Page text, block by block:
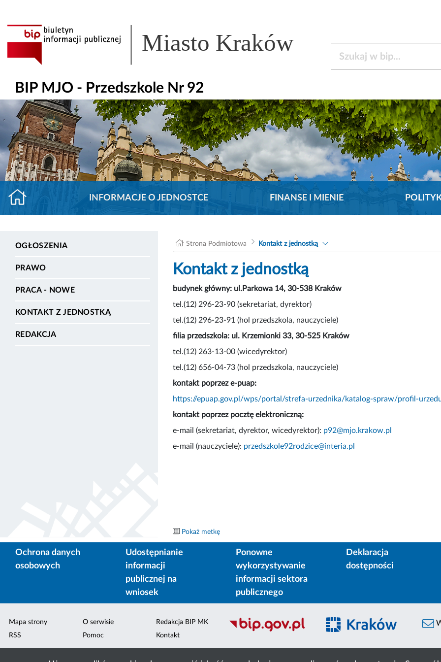
Miasto Kraków
BIP MJO - Przedszkole Nr 92
INFORMACJE O JEDNOSTCE FINANSE I MIENIE
OGŁOSZENIA
PRAWO
PRACA - NOWE
KONTAKT Z JEDNOSTKĄ
REDAKCJA
Strona Podmiotowa Kontakt z jednostką
Kontakt z jednostką
budynek główny: ul.Parkowa 14, 30-538 Kraków
tel.(12) 296-23-90 (sekretariat, dyrektor)
tel.(12) 296-23-91 (hol przedszkola, nauczyciele)
filia przedszkola: ul. Krzemionki 33, 30-525 Kraków
tel.(12) 263-13-00 (wicedyrektor)
tel.(12) 656-04-73 (hol przedszkola, nauczyciele)
kontakt poprzez e-puap:
https://epuap.gov.pl/wps/portal/strefa-urzednika/katalog-spraw/profil-
kontakt poprzez pocztę elektroniczną:
e-mail (sekretariat, dyrektor, wicedyrektor): p92@mjo.krakow.pl
e-mail (nauczyciele): przedszkole92rodzice@interia.pl
Pokaż metkę
Ochrona danych
osobowych
Udostępnianie
informacji
publicznej na
wniosek
Ponowne
wykorzystywanie
informacji sektora
publicznego
Deklaracja
dostępności
Mapa strony
RSS
O serwisie
Pomoc
Redakcja BIP MK
Kontakt